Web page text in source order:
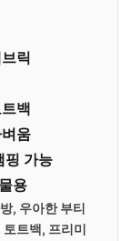
릭
백
움
핑 가능
용
, 우아한 부티
트백, 프리미